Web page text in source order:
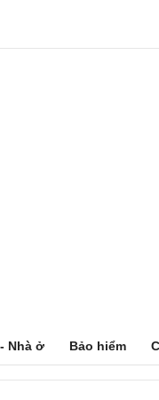
Nhà ở Bảo hiểm